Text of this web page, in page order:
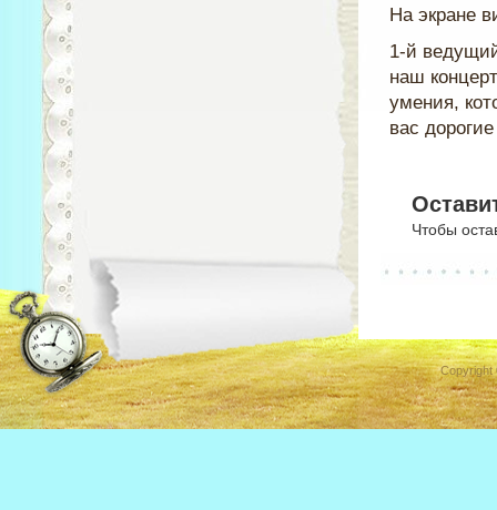
На экране
1-й
наш
умения,
вас
Чтобы